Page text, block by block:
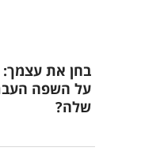
בחן את
על השפה
שלה?